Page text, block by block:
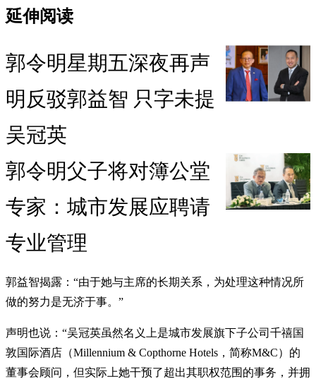
延伸阅读
郭令明星期五深夜再声
明反驳郭益智 只字未提
吴冠英
郭令明父子将对簿公堂
专家：城市发展应聘请
专业管理
郭益智揭露：“由于她与主席的长期关系，为处理这种情况所
做的努力是无济于事。”
声明也说：“吴冠英虽然名义上是城市发展旗下子公司千禧国
敦国际酒店（Millennium & Copthorne Hotels，简称M&C）的
董事会顾问，但实际上她干预了超出其职权范围的事务，并拥